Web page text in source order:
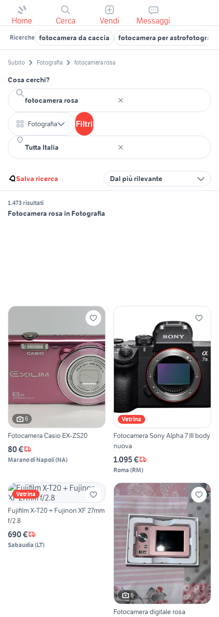
Home Cerca Vendi Messaggi
Ricerche fotocamera da caccia fotocamera per astrofotografia
Subito Fotografia fotocamera rosa
Cosa cerchi?
Fotografia Filtri
Salva ricerca Dal più rilevante
1.473 risultati
Fotocamera rosa in Fotografia
6
Fotocamera Casio EX-ZS20
80 €
Marano di Napoli(NA)
Vetrina
Fotocamera Sony Alpha 7 III body
nuova
1.095 €
Roma (RM)
Vetrina
Fujifilm X-T20 + Fujinon XF 27mm
f/2.8
690 €
Sabaudia (LT)
6
Fotocamera digitale rosa